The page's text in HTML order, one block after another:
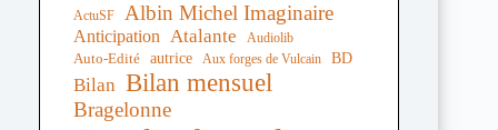
ActuSF
Albin Michel Imaginaire
Anticipation Atalante Audiolib
Auto-Edité autrice Aux forges de Vulcain BD
Bilan Bilan mensuel
Bragelonne